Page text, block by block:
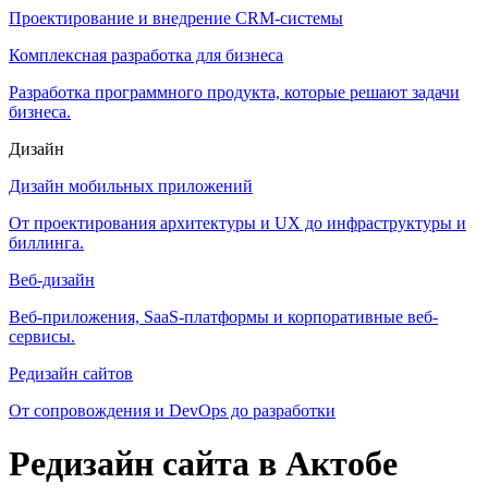
Проектирование и внедрение CRM-системы
Комплексная разработка для бизнеса
Разработка программного продукта, которые решают задачи
бизнеса.
Дизайн
Дизайн мобильных приложений
От проектирования архитектуры и UX до инфраструктуры и
биллинга.
Веб-дизайн
Веб-приложения, SaaS-платформы и корпоративные веб-
сервисы.
Редизайн сайтов
От сопровождения и DevOps до разработки
Редизайн сайта в Актобе